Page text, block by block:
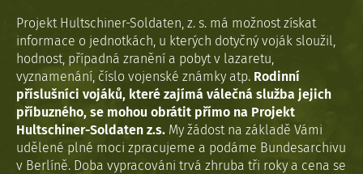
Projekt Hultschiner-Soldaten, z. s. má možnost získat
informace o jednotkách, u kterých dotyčný voják sloužil,
hodnost, případná zranění a pobyt v lazaretu,
vyznamenání, číslo vojenské známky atp. Rodinní
příslušníci vojáků, které zajímá válečná služba jejich
příbuzného, se mohou obrátit přímo na Projekt
Hultschiner-Soldaten z.s. My žádost na základě Vámi
udělené plné moci zpracujeme a podáme Bundesarchivu
v Berlíně. Doba vypracováni trvá zhruba tři roky a cena se